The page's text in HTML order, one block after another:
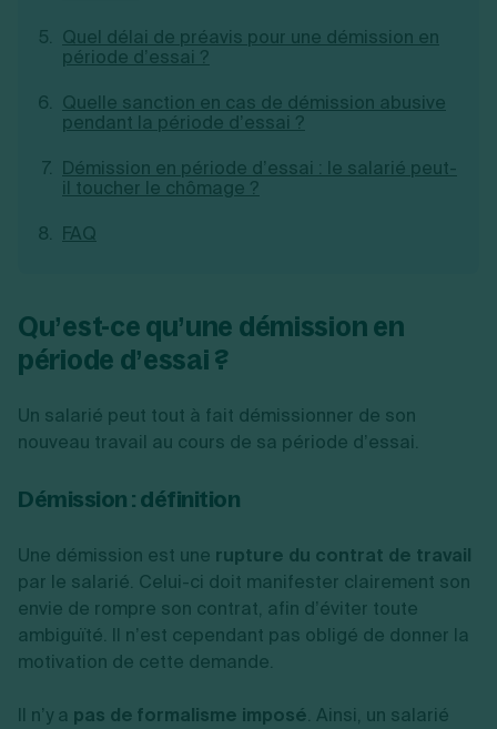
Création d'entreprise
Quel délai de préavis pour une démission en
période d’essai ?
Quelle sanction en cas de démission abusive
pendant la période d’essai ?
Démission en période d’essai : le salarié peut-
il toucher le chômage ?
FAQ
Qu’est-ce qu’une démission en
période d’essai ?
Un salarié peut tout à fait démissionner de son
nouveau travail au cours de sa période d’essai.
Démission : définition
Une démission est une rupture du contrat de travail
par le salarié. Celui-ci doit manifester clairement son
envie de rompre son contrat, afin d’éviter toute
ambiguïté. Il n’est cependant pas obligé de donner la
motivation de cette demande.
Il n’y a pas de formalisme imposé. Ainsi, un salarié